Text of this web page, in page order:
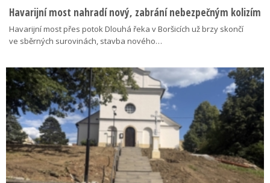
Havarijní most nahradí nový, zabrání nebezpečným kolizím
Havarijní most přes potok Dlouhá řeka v Boršicích už brzy skončí
ve sběrných surovinách, stavba nového…